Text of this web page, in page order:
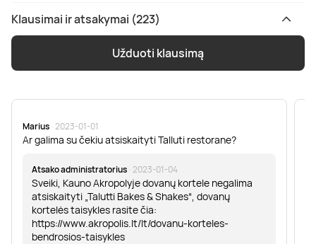
Klausimai ir atsakymai (223)
Užduoti klausimą
Marius · 2023-01-01
Ar galima su čekiu atsiskaityti Talluti restorane?
Atsako administratorius · 2023-01-04
Sveiki, Kauno Akropolyje dovanų kortele negalima
atsiskaityti „Talutti Bakes & Shakes“, dovanų
kortelės taisykles rasite čia:
https://www.akropolis.lt/lt/dovanu-korteles-
bendrosios-taisykles